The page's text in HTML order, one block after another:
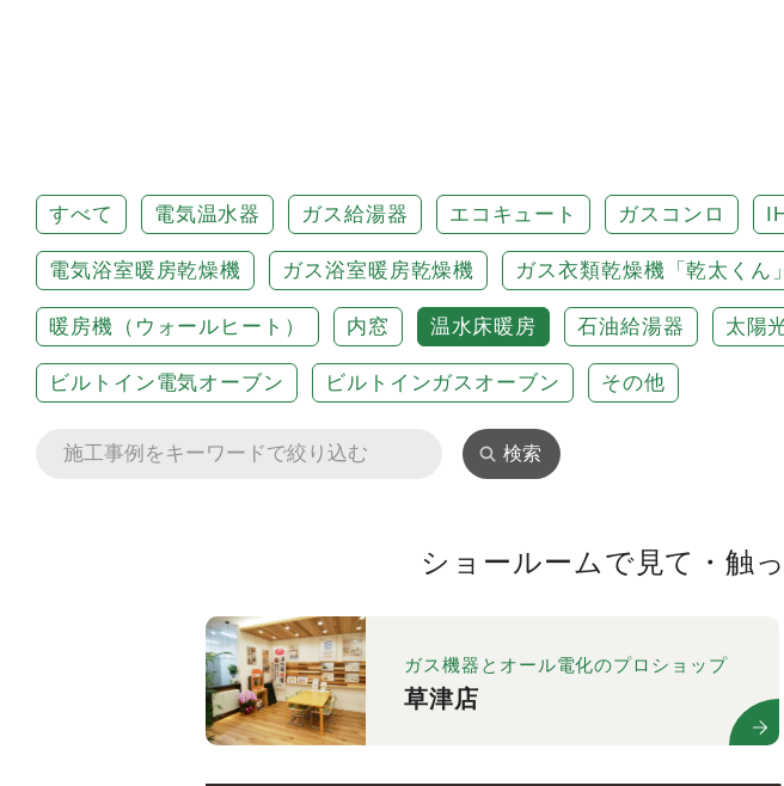
すべて 電気温水器 ガス給湯器 エコキュート ガスコンロ
電気浴室暖房乾燥機 ガス浴室暖房乾燥機 ガス衣類乾燥機「乾太くん」
暖房機（ウォールヒート） 内窓 温水床暖房 石油給湯器 太陽
ビルトイン電気オーブン ビルトインガスオーブン その他
検索
ショールームで見て・触
ガス機器とオール電化のプロショップ
草津店